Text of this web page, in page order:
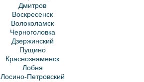
Дмитров
Воскресенск
Волоколамск
Черноголовка
Дзержинский
Пущино
Краснознаменск
Лобня
Лосино-Петровский